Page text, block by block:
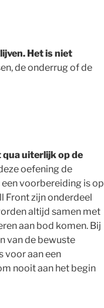
Het is niet
de onderrug of de
qua uiterlijk op de
oefening de
voorbereiding is op
Front zijn onderdeel
altijd samen met
aan bod komen. Bij
van de bewuste
voor aan een
nooit aan het begin